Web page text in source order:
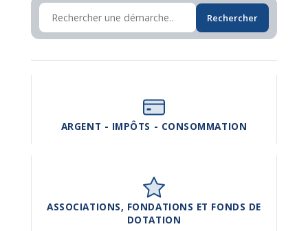
Rechercher
ARGENT - IMPÔTS - CONSOMMATION
ASSOCIATIONS, FONDATIONS ET FONDS DE
DOTATION